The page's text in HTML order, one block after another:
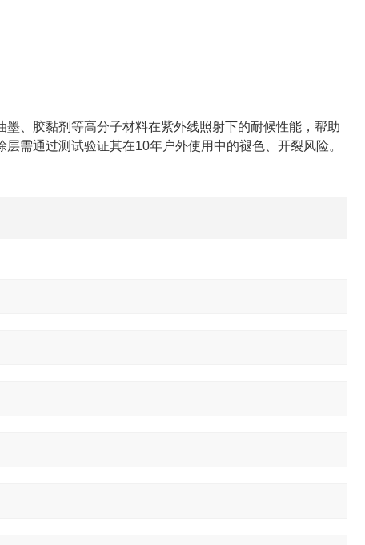
、胶黏剂等高分子材料在紫外线照射下的耐候性能，帮助
需通过测试验证其在10年户外使用中的褪色、开裂风险。